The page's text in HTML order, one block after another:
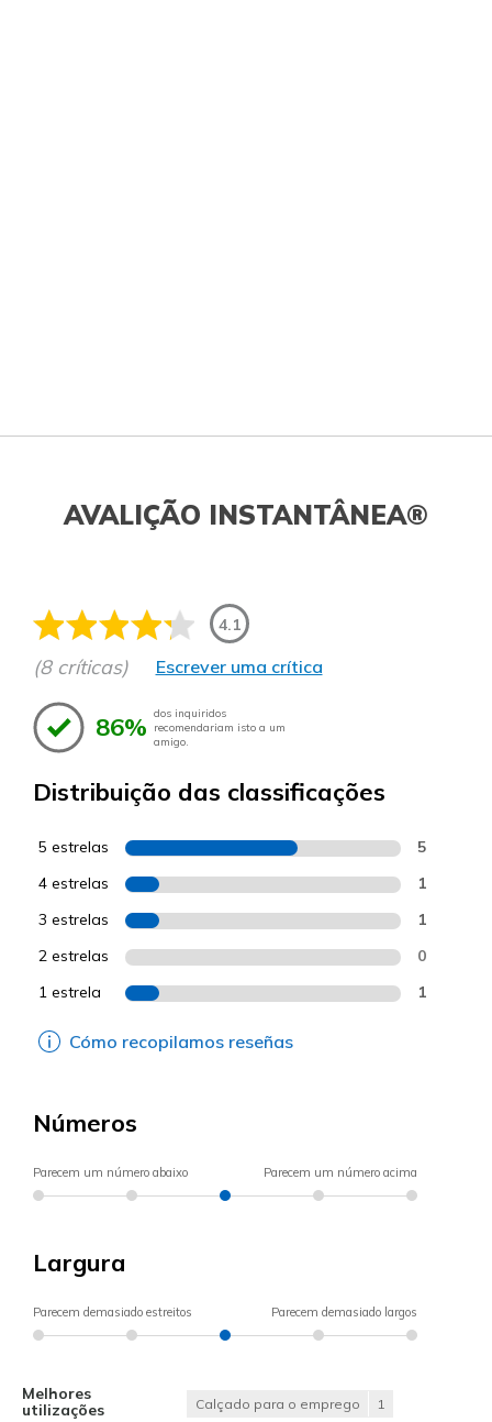
AVALIÇÃO INSTANTÂNEA®
4.1
(8 críticas) Escrever uma crítica
86% dos inquiridos
recomendariam isto a um
amigo.
Distribuição das classificações
5 estrelas 5
4 estrelas 1
3 estrelas 1
2 estrelas 0
1 estrela 1
Cómo recopilamos reseñas
Números
Parecem um número abaixo Parecem um número acima
Largura
Parecem demasiado estreitos Parecem demasiado largos
Melhores
utilizações
Calçado para o emprego 1